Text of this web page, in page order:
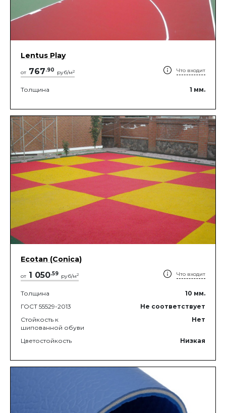
Lentus Play
от 767.90 руб/м2 Что входит
Толщина 1 мм.
Ecotan (Conica)
от 1 050.59 руб/м2 Что входит
Толщина 10 мм.
ГОСТ 55529-2013
Не соответствует
Стойкость к
шипованной обуви
Нет
Цветостойкость Низкая